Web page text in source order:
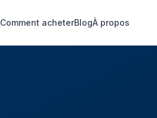
Comment acheterBlogÀ propos